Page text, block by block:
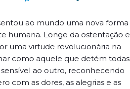
ao mundo uma nova forma
humana. Longe da ostentação e
uma virtude revolucionária na
como aquele que detém todas
ao outro, reconhecendo
com as dores, as alegrias e as